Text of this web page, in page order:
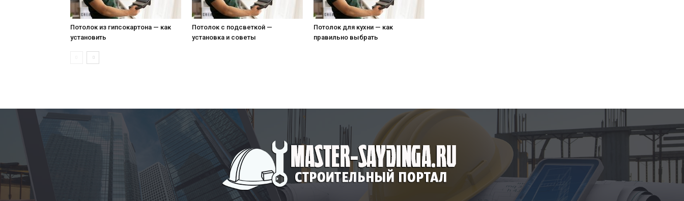
Потолок из гипсокартона — как
установить
Потолок с подсветкой —
установка и советы
Потолок для кухни — как
правильно выбрать